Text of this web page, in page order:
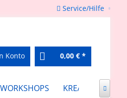
Service/Hilfe
Konto 0,00 € *
WORKSHOPS KREATIV FEIERN
